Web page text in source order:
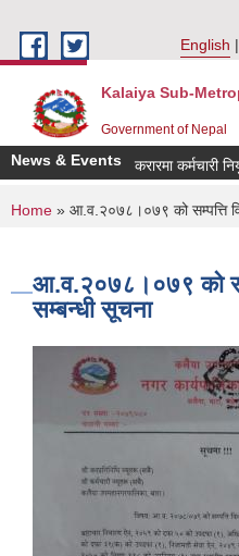
English
Kalaiya Sub-
Government of Nepal
News & Eventsकरारमा कर्मचारी
You are here
Home » आ.व.२०७८।०७९ को सम्पत्ति
आ.व.२०७८।०७९ को
सम्बन्धी सूचना